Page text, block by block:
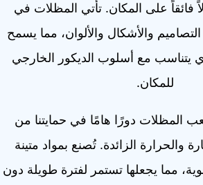
فائقاً على المكان. تأتي المظلات في
والأشكال والألوان، مما يسمح
يتناسب مع أسلوب الديكور الخارجي
للمكان.
المظلات دورًا هامًا في حمايتنا من
الزائدة. تُصنع بمواد متينة
مما يجعلها تستمر لفترة طويلة دون